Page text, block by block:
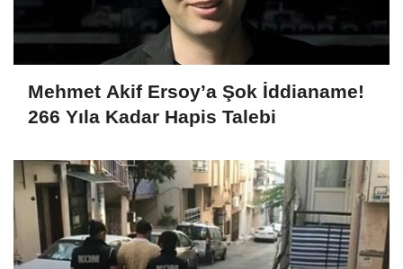
Mehmet Akif Ersoy’a Şok İddianame!
266 Yıla Kadar Hapis Talebi